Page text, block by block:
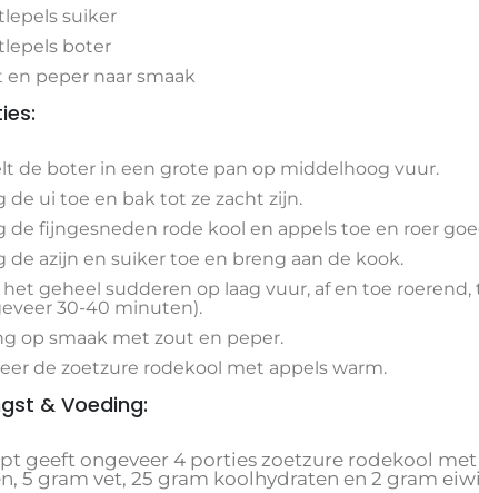
suiker
boter
en peper naar smaak
de boter in een grote pan op middelhoog vuur.
de ui toe en bak tot ze zacht zijn.
de fijngesneden rode kool en appels toe en roer
de azijn en suiker toe en breng aan de kook.
het geheel sudderen op laag vuur, af en toe
30-40 minuten).
op smaak met zout en peper.
de zoetzure rodekool met appels warm.
& Voeding:
geeft ongeveer 4 porties zoetzure rodekool
5 gram vet, 25 gram koolhydraten en 2 gram